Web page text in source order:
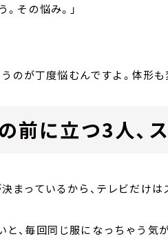
その悩み。」
のが丁度悩むんですよ。体形も
前に立つ3人、
まっているから、テレビだけ
、毎回同じ服になっちゃう気が